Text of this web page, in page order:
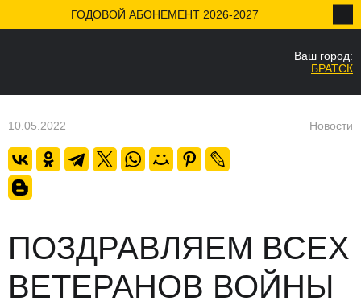
ГОДОВОЙ АБОНЕМЕНТ 2026-2027
Ваш город:
БРАТСК
10.05.2022 Новости
ПОЗДРАВЛЯЕМ ВСЕХ
ВЕТЕРАНОВ ВОЙНЫ